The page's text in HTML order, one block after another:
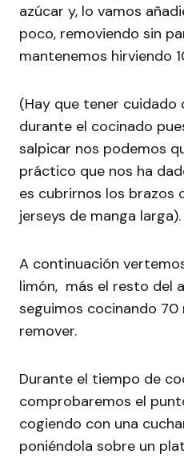
azúcar y, lo vamos
poco, removiendo sin
mantenemos hirviendo
(Hay que tener cuidado
durante el cocinado
salpicar nos podemos
práctico que nos ha
es cubrirnos los brazos
jerseys de manga larga).
A continuación
limón, más el resto del
seguimos cocinando
remover.
Durante el tiempo de
comprobaremos el
cogiendo con una
poniéndola sobre un